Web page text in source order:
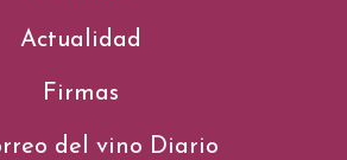
Actualidad
Firmas
del vino Diario